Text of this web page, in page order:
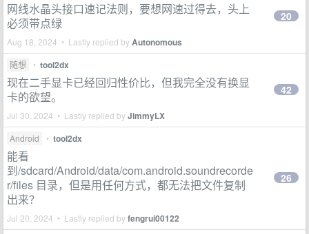
网线水晶头接口速记法则，要想网速过得去，头上
必须带点绿
Aug 18, 2024 • Lastly replied byAutonomous
20
随想 • tool2dx
现在二手显卡已经回归性价比，但我完全没有换显
卡的欲望。
Jul 30, 2024 • Lastly replied byJimmyLX
42
Android • tool2dx
能看
到/sdcard/Android/data/com.android.soundrecorde
r/files 目录，但是用任何方式，都无法把文件复制
出来？
Jul 20, 2024 • Lastly replied byfengrui00122
26